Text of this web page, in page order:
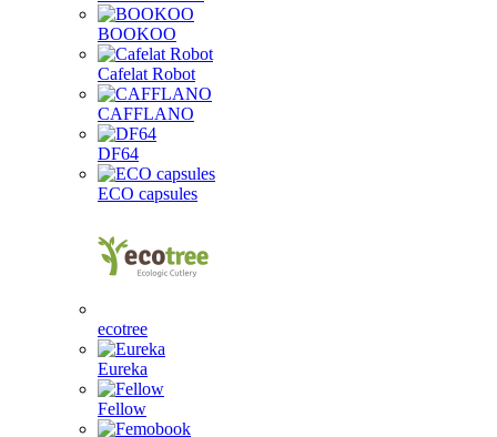
BOOKOO
Cafelat Robot
CAFFLANO
DF64
ECO capsules
ecotree
Eureka
Fellow